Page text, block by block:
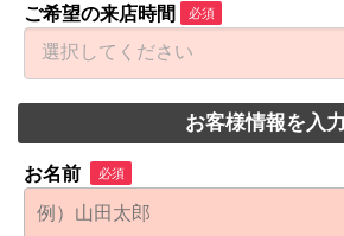
ご希望の来店時間 必須
お客様情報を入力
お名前 必須